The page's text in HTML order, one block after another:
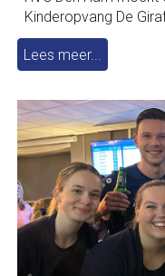
Kinderopvang De
Lees meer...